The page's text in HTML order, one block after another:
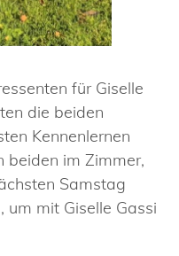
für Giselle
die beiden
Kennenlernen
beiden im Zimmer,
Samstag
mit Giselle Gassi